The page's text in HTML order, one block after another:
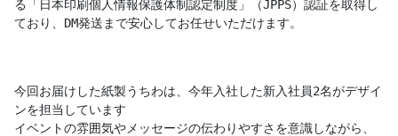
る「日本印刷個人情報保護体制認定制度」（JPPS）認証を取得し
ており、DM発送まで安心してお任せいただけます。
今回お届けした紙製うちわは、今年入社した新入社員2名がデザイ
ンを担当しています
イベントの雰囲気やメッセージの伝わりやすさを意識しながら、